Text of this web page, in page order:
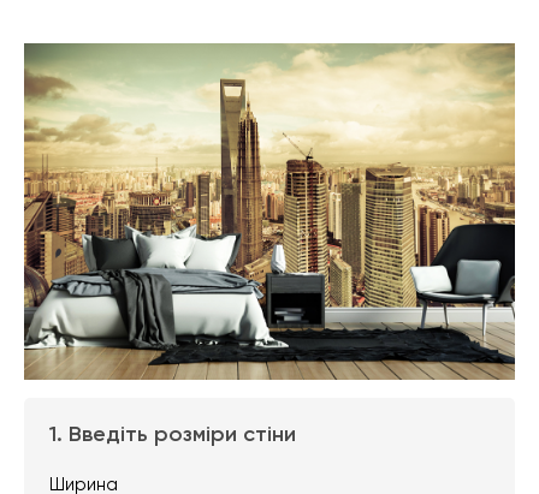
1. Введіть розміри стіни
Ширина